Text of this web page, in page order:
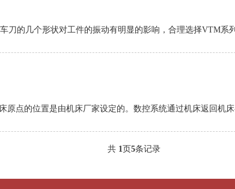
刀的几个形状对工件的振动有明显的影响，合理选择VTM系
原点的位置是由机床厂家设定的。数控系统通过机床返回机
共 1页5条记录